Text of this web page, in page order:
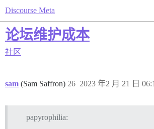
Discourse Meta
论坛维护成本
社区
sam (Sam Saffron) 2023 年2 月 21 日
26
papyrophilia: